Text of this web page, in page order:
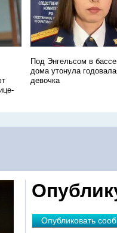
Под Энгельсом в
дома утонула
девочка
Опубликовать